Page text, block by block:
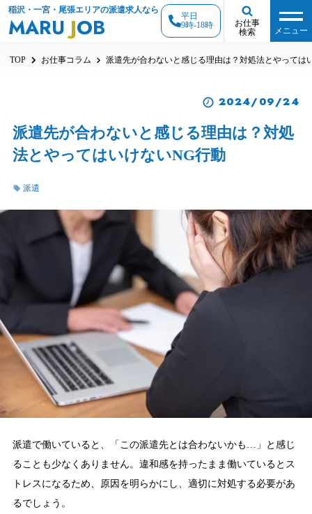
稲沢・一宮・尾張エリアの派遣求人なら
MARU JOB
平日
9時-18時
お仕事
検索
メニュー
TOP お仕事コラム 派遣先が合わないと感じる理由は？対処法とやっては
2024/09/24
派遣先が合わないと感じる理由は？対処
法とやってはいけないNG行動
派遣
派遣で働いていると、「この派遣先とは合わないかも…」と感じ
ることも少なくありません。違和感を持ったまま働いているとス
トレスになるため、原因を明らかにし、適切に対処する必要があ
るでしょう。